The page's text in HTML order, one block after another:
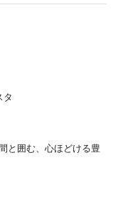
タ
と囲む、心ほどける豊